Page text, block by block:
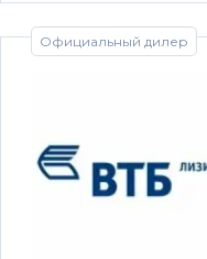
Официальный дилер